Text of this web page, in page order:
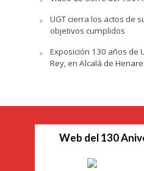
UGT cierra los actos de
objetivos cumplidos
Exposición 130 años de
Rey, en Alcalá de
Web del 130